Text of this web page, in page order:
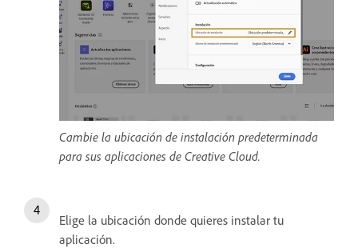
Cambie la ubicación de instalación predeterminada
para sus aplicaciones de Creative Cloud.
Elige la ubicación donde quieres instalar tu
aplicación.